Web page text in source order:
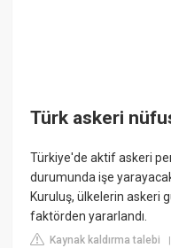
Türk askeri
Türkiye'de aktif askeri
durumunda işe
Kuruluş, ülkelerin askeri
faktörden yararlandı.
Kaynak kaldırma talebi